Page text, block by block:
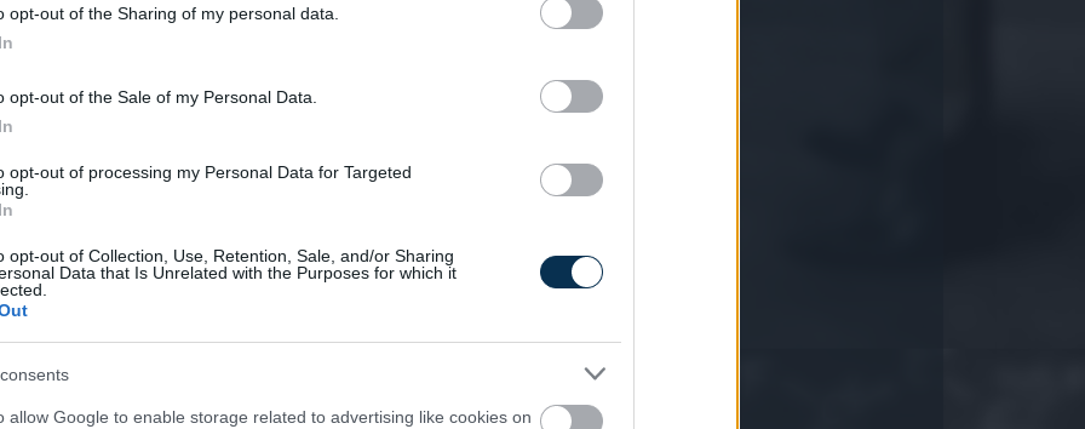
opt-out of the Sharing of my personal data.
opt-out of the Sale of my Personal Data.
opt-out of processing my Personal Data for Targeted
opt-out of Collection, Use, Retention, Sale, and/or Sharing
Data that Is Unrelated with the Purposes for which it
allow Google to enable storage related to advertising like cookies on
Fungus Suffocates and Dies